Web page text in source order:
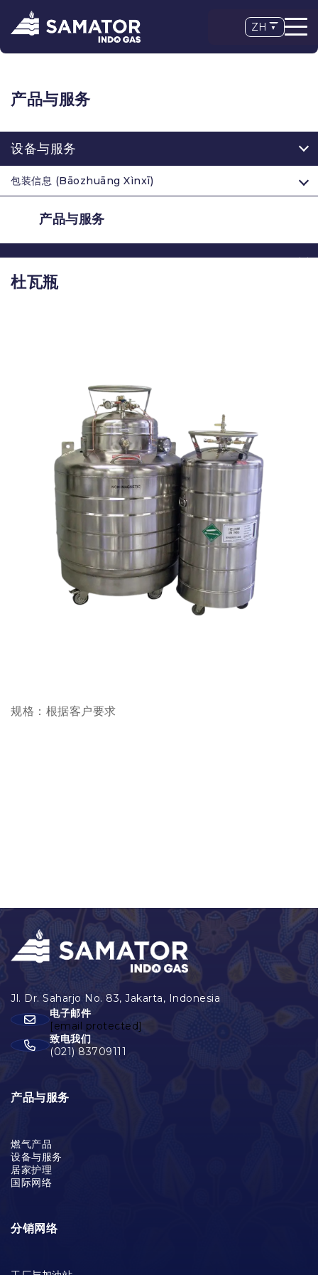
ZH
产品与服务
设备与服务
包装信息 (Bāozhuāng Xìnxī)
产品与服务
杜瓦瓶
规格：根据客户要求
电子邮件
[email protected]
致电我们
(021) 83709111
产品与服务
燃气产品
设备与服务
居家护理
国际网络
分销网络